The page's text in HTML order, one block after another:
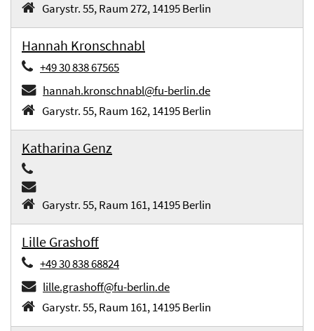
Garystr. 55, Raum 272, 14195 Berlin
Hannah Kronschnabl
+49 30 838 67565
hannah.kronschnabl@fu-berlin.de
Garystr. 55, Raum 162, 14195 Berlin
Katharina Genz
Garystr. 55, Raum 161, 14195 Berlin
Lille Grashoff
+49 30 838 68824
lille.grashoff@fu-berlin.de
Garystr. 55, Raum 161, 14195 Berlin